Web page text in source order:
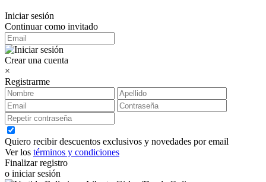
Iniciar sesión
Continuar como invitado
Crear una cuenta
×
Registrarme
Quiero recibir descuentos exclusivos y novedades por email
Ver los términos y condiciones
Finalizar registro
o iniciar sesión